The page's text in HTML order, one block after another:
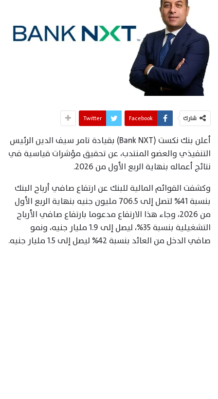
شارك Facebook
Twitter
أعلن بنك نكست (Bank NXT) بقيادة تامر سيف الدين الرئيس
التنفيذي والعضو المنتدب، عن تحقيق مؤشرات قياسية في
نتائج أعماله بنهاية الربع الأول من 2026.
وكشفت القوائم المالية للبنك عن ارتفاع صافي أرباح البنك
بنسبة 41% لتصل إلى 706.5 مليون جنيه بنهاية الربع الأول
من 2026، وجاء هذا الارتفاع مدعوما بارتفاع صافي الأرباح
التشغيلية بنسبة 35%، ليصل إلى 1.9 مليار جنيه، ونمو
صافي الدخل من العائد بنسبة 42% ليصل إلى 1.5 مليار جنيه.